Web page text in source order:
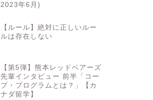
2023年6月)
【ルール】絶対に正しいルー
ルは存在しない
【第5弾】熊本レッドベアーズ
先輩インタビュー 前半「コー
プ・プログラムとは？」【カ
ナダ留学】